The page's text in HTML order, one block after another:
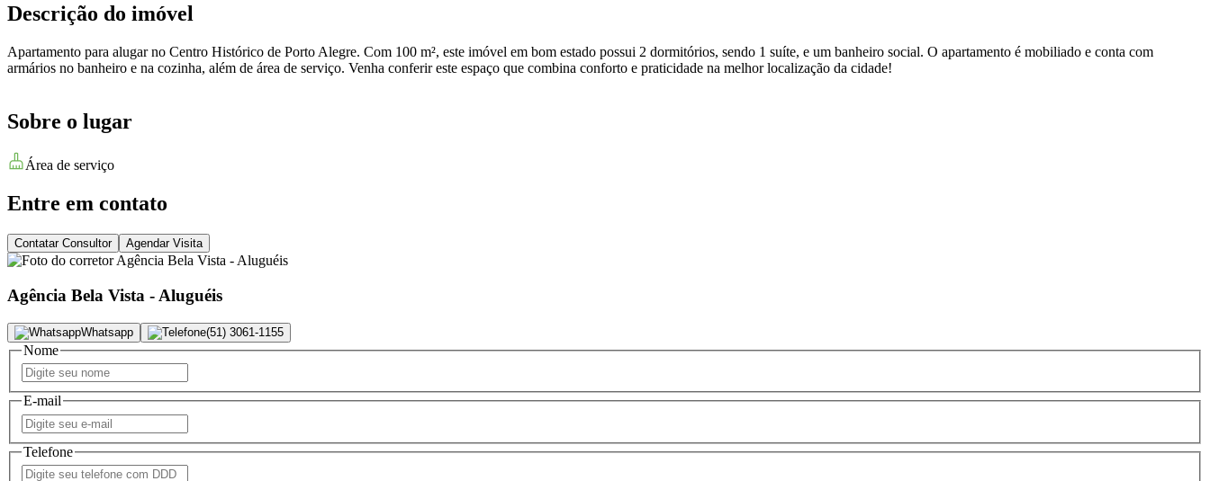
Descrição do imóvel
Apartamento para alugar no Centro Histórico de Porto Alegre. Com 100 m², este imóvel em bom estado possui 2 dormitórios, sendo 1 suíte, e um banheiro social. O apartamento é mobiliado e conta com
armários no banheiro e na cozinha, além de área de serviço. Venha conferir este espaço que combina conforto e praticidade na melhor localização da cidade!
Sobre o lugar
Área de serviço
Entre em contato
Contatar Consultor Agendar Visita
Agência Bela Vista - Aluguéis
Whatsapp (51) 3061-1155
Nome
E-mail
Telefone